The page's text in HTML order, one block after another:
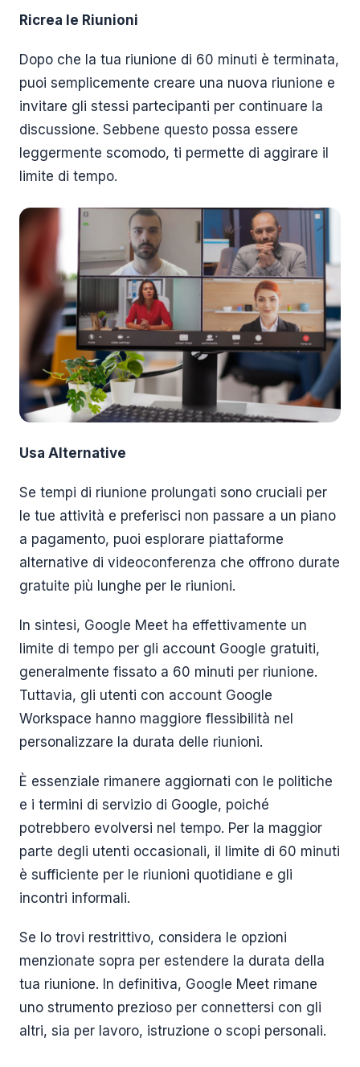
Ricrea le Riunioni
Dopo che la tua riunione di 60 minuti è terminata,
puoi semplicemente creare una nuova riunione e
invitare gli stessi partecipanti per continuare la
discussione. Sebbene questo possa essere
leggermente scomodo, ti permette di aggirare il
limite di tempo.
Usa Alternative
Se tempi di riunione prolungati sono cruciali per
le tue attività e preferisci non passare a un piano
a pagamento, puoi esplorare piattaforme
alternative di videoconferenza che offrono durate
gratuite più lunghe per le riunioni.
In sintesi, Google Meet ha effettivamente un
limite di tempo per gli account Google gratuiti,
generalmente fissato a 60 minuti per riunione.
Tuttavia, gli utenti con account Google
Workspace hanno maggiore flessibilità nel
personalizzare la durata delle riunioni.
È essenziale rimanere aggiornati con le politiche
e i termini di servizio di Google, poiché
potrebbero evolversi nel tempo. Per la maggior
parte degli utenti occasionali, il limite di 60 minuti
è sufficiente per le riunioni quotidiane e gli
incontri informali.
Se lo trovi restrittivo, considera le opzioni
menzionate sopra per estendere la durata della
tua riunione. In definitiva, Google Meet rimane
uno strumento prezioso per connettersi con gli
altri, sia per lavoro, istruzione o scopi personali.